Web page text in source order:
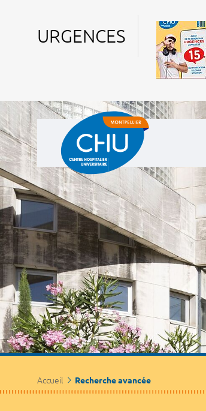
URGENCES
Accueil Recherche avancée